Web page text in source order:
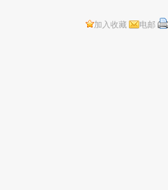
加入收藏 电邮